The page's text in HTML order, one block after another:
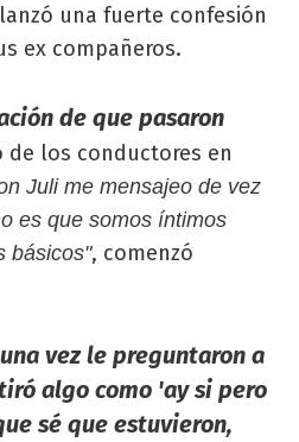
una fuerte confesión
ex compañeros.
de que pasaron
de los conductores en
Juli me mensajeo de vez
es que somos íntimos
básicos", comenzó
vez le preguntaron a
algo como 'ay si pero
sé que estuvieron,